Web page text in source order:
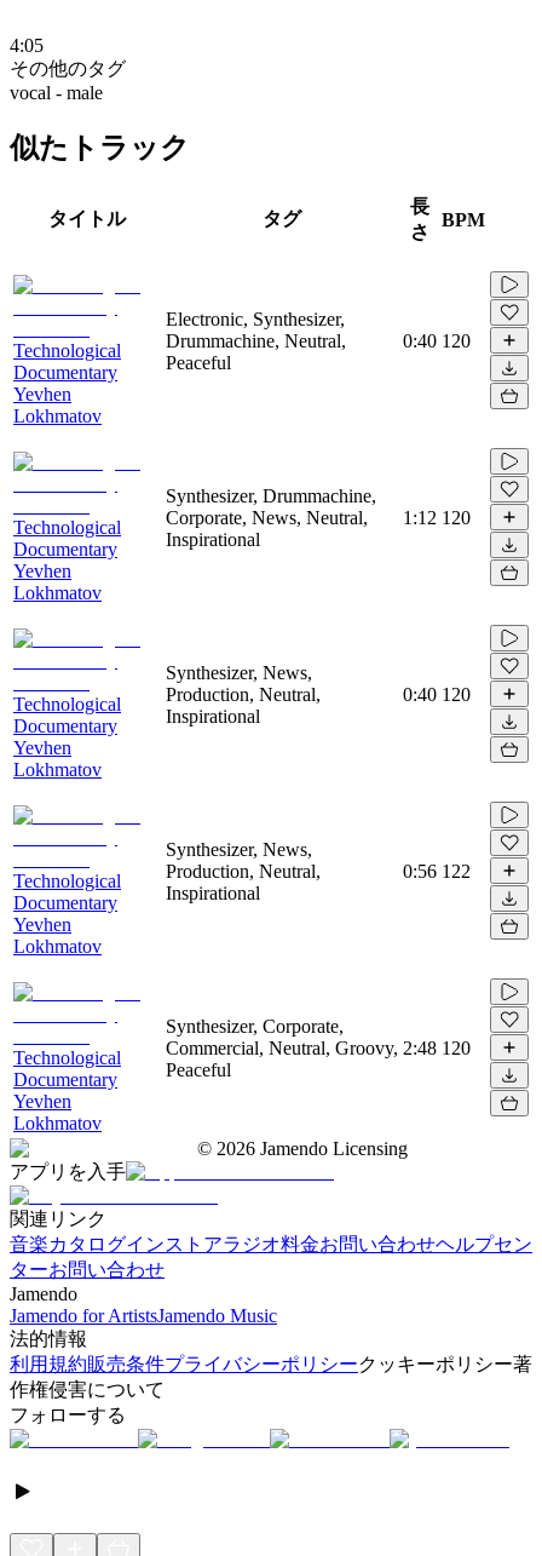
4:05
その他のタグ
vocal - male
似たトラック
タイトル タグ
長
さ
BPM
Technological
Documentary
Yevhen
Lokhmatov
Electronic, Synthesizer,
Drummachine, Neutral,
Peaceful
0:40 120
Technological
Documentary
Yevhen
Lokhmatov
Synthesizer, Drummachine,
Corporate, News, Neutral,
Inspirational
1:12 120
Technological
Documentary
Yevhen
Lokhmatov
Synthesizer, News,
Production, Neutral,
Inspirational
0:40 120
Technological
Documentary
Yevhen
Lokhmatov
Synthesizer, News,
Production, Neutral,
Inspirational
0:56 122
Technological
Documentary
Yevhen
Lokhmatov
Synthesizer, Corporate,
Commercial, Neutral, Groovy,
Peaceful
2:48 120
© 2026 Jamendo Licensing
アプリを入手
関連リンク
音楽カタログインストアラジオ料金お問い合わせヘルプセン
ターお問い合わせ
Jamendo
Jamendo for ArtistsJamendo Music
法的情報
利用規約販売条件プライバシーポリシークッキーポリシー著
作権侵害について
フォローする